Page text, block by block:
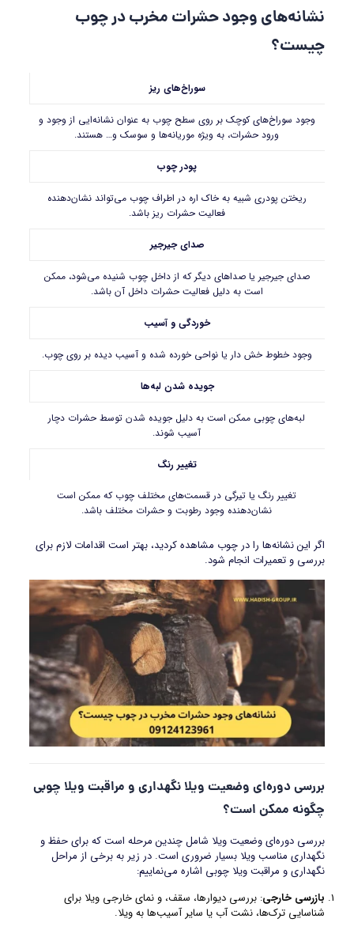
نشانه‌های وجود حشرات مخرب در چوب
چیست؟
سوراخ‌های ریز
وجود سوراخ‌های کوچک بر روی سطح چوب به عنوان نشانه‌ایی از وجود و
ورود حشرات، به ویژه موریانه‌ها و سوسک‌ و… هستند.
پودر چوب
ریختن پودری شبیه به خاک اره در اطراف چوب می‌تواند نشان‌دهنده
فعالیت حشرات ریز باشد.
صدای جیرجیر
صدای جیرجیر یا صداهای دیگر که از داخل چوب شنیده می‌شود، ممکن
است به دلیل فعالیت حشرات داخل آن باشد.
خوردگی و آسیب
وجود خطوط خش دار یا نواحی خورده شده و آسیب دیده بر روی چوب.
جویده شدن لبه‌ها
لبه‌های چوبی ممکن است به دلیل جویده شدن توسط حشرات دچار
آسیب شوند.
تغییر رنگ
تغییر رنگ یا تیرگی در قسمت‌های مختلف چوب که ممکن است
نشان‌دهنده وجود رطوبت و حشرات مختلف باشد.
اگر این نشانه‌ها را در چوب مشاهده کردید، بهتر است اقدامات لازم برای
بررسی و تعمیرات انجام شود.
بررسی دوره‌ای وضعیت ویلا نگهداری و مراقبت ویلا چوبی
چگونه ممکن است؟
بررسی دوره‌ای وضعیت ویلا شامل چندین مرحله است که برای حفظ و
نگهداری مناسب ویلا بسیار ضروری است. در زیر به برخی از مراحل
نگهداری و مراقبت ویلا چوبی اشاره می‌نماییم:
بازرسی خارجی: بررسی دیوارها، سقف، و نمای خارجی ویلا برای
شناسایی ترک‌ها، نشت آب یا سایر آسیب‌ها به ویلا.